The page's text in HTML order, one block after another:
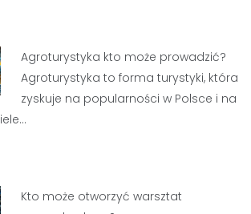
Agroturystyka kto może prowadzić?
Agroturystyka to forma turystyki, która
zyskuje na popularności w Polsce i na
Kto może otworzyć warsztat